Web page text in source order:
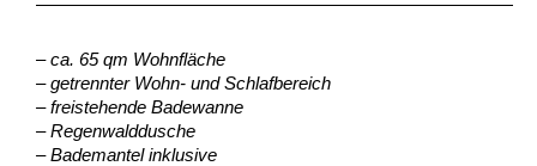
– ca. 65 qm Wohnfläche
– getrennter Wohn- und Schlafbereich
– freistehende Badewanne
– Regenwalddusche
– Bademantel inklusive